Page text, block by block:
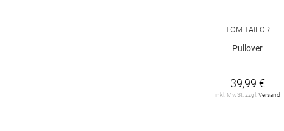
TOM TAILOR
Pullover
39,99 €
inkl. MwSt. zzgl. Versand